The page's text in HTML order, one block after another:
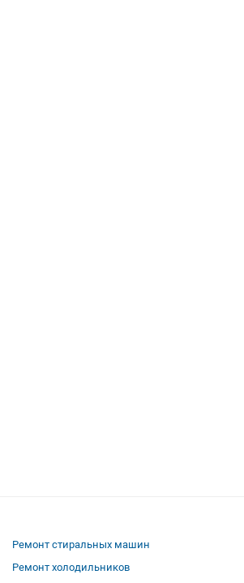
Ремонт стиральных машин
Ремонт холодильников